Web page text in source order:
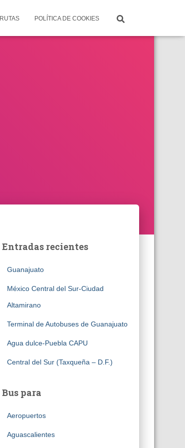
RUTAS POLÍTICA DE COOKIES
Entradas recientes
Guanajuato
México Central del Sur-Ciudad
Altamirano
Terminal de Autobuses de Guanajuato
Agua dulce-Puebla CAPU
Central del Sur (Taxqueña – D.F.)
Bus para
Aeropuertos
Aguascalientes